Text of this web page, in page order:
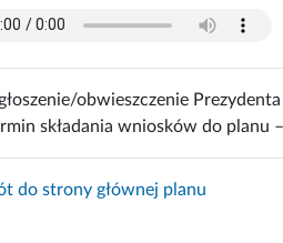
obwieszczenie
składania wniosków do planu
do strony głównej planu